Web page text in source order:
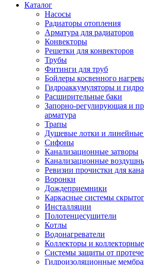
Каталог
Насосы
Радиаторы отопления
Арматура для радиаторов
Конвекторы
Решетки для конвекторов
Трубы
Фитинги для труб
Бойлеры косвенного
Гидроаккумуляторы и
Расширительные баки
Запорно-регулирующая и
арматура
Трапы
Душевые лотки и
Сифоны
Канализационные затворы
Канализационные
Ревизии прочистки для
Воронки
Дождеприемники
Каркасные системы
Инсталляции
Полотенцесушители
Котлы
Водонагреватели
Коллекторы и
Системы защиты от
Гидроизоляционные